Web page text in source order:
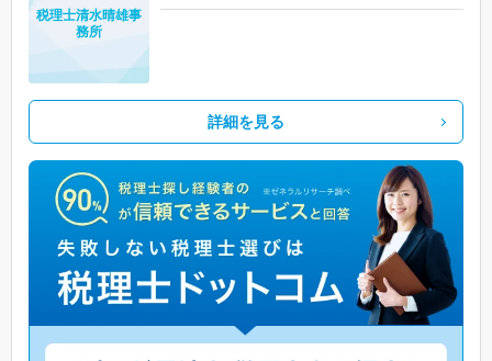
税理士清水晴雄事
務所
詳細を見る